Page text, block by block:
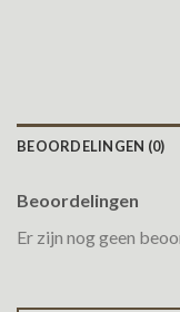
BEOORDELINGEN (0)
Beoordelingen
Er zijn nog geen